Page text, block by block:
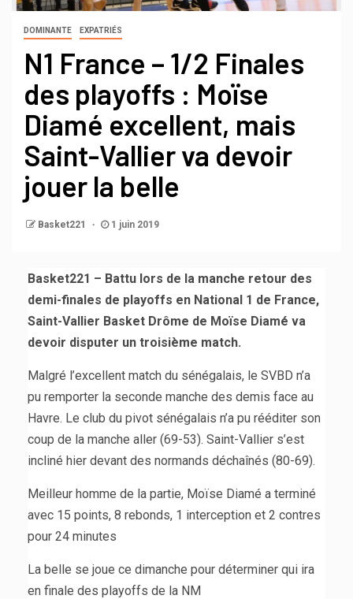
DOMINANTE EXPATRIÉS
N1 France – 1/2 Finales
des playoffs : Moïse
Diamé excellent, mais
Saint-Vallier va devoir
jouer la belle
Basket221 1 juin 2019
Basket221 – Battu lors de la manche retour des
demi-finales de playoffs en National 1 de France,
Saint-Vallier Basket Drôme de Moïse Diamé va
devoir disputer un troisième match.
Malgré l’excellent match du sénégalais, le SVBD n’a
pu remporter la seconde manche des demis face au
Havre. Le club du pivot sénégalais n’a pu rééditer son
coup de la manche aller (69-53). Saint-Vallier s’est
incliné hier devant des normands déchaînés (80-69).
Meilleur homme de la partie, Moïse Diamé a terminé
avec 15 points, 8 rebonds, 1 interception et 2 contres
pour 24 minutes
La belle se joue ce dimanche pour déterminer qui ira
en finale des playoffs de la NM